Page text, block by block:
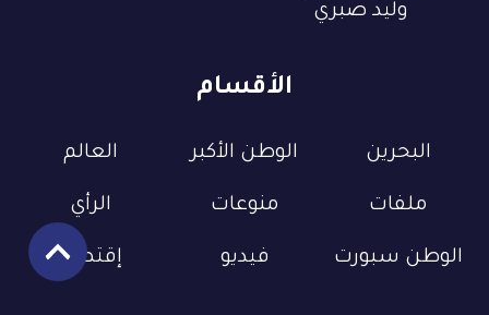
الأقسام
البحرين الوطن الأكبر العالم
ملفات منوعات الرأي
الوطن سبورت فيديو إقتصاد
وليد صبري